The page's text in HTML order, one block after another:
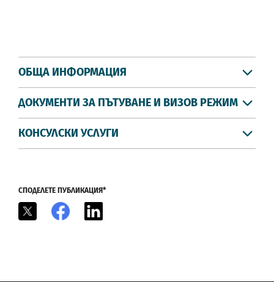
ОБЩА ИНФОРМАЦИЯ
ДОКУМЕНТИ ЗА ПЪТУВАНЕ И ВИЗОВ РЕЖИМ
КОНСУЛСКИ УСЛУГИ
СПОДЕЛЕТЕ ПУБЛИКАЦИЯ*
Facebook